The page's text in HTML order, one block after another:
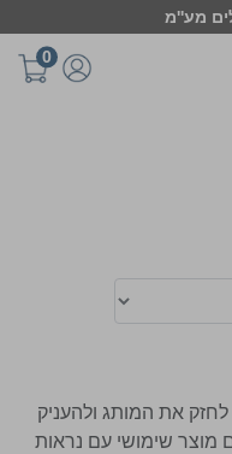
מע''מ
0
את המותג ולהעניק
מוצר שימושי עם נראות